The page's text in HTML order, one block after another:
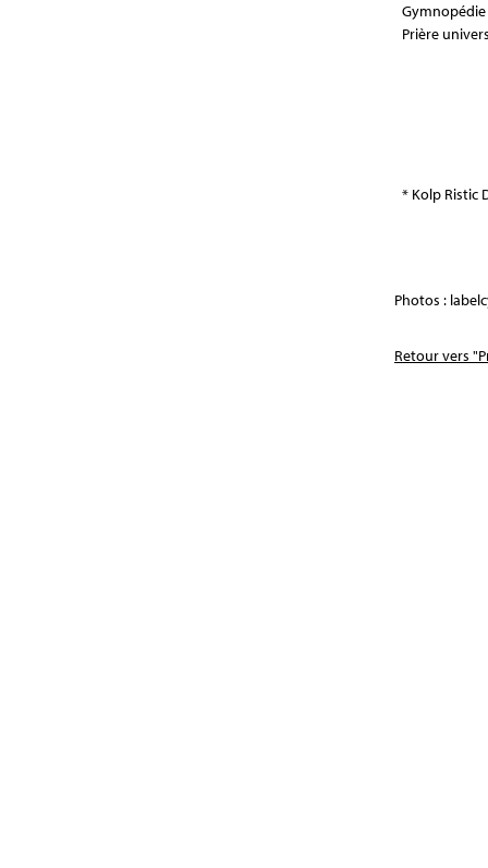
Gymnopédie
Prière
* Kolp Ristic
Photos :
Retour vers